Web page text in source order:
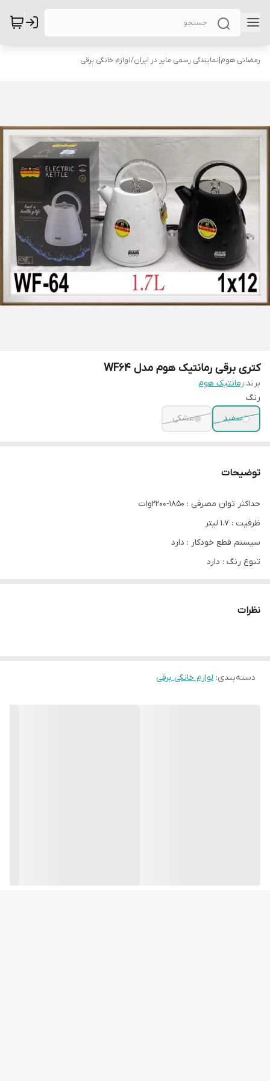
رمضانی هوم|نمایندگی رسمی مایر در ایران/لوازم خانگی برقی
کتری برقی رمانتیک هوم مدل WF64
برند:رمانتیک هوم
رنگ
سفید
مشکی
توضیحات
حداکثر توان مصرفی : 1850-2200وات
ظرفیت : 1.7 لیتر
سیستم قطع خودکار : دارد
تنوع رنگ : دارد
چرخش 360 : دارد
نظرات
دسته‌بندی: لوازم خانگی برقی